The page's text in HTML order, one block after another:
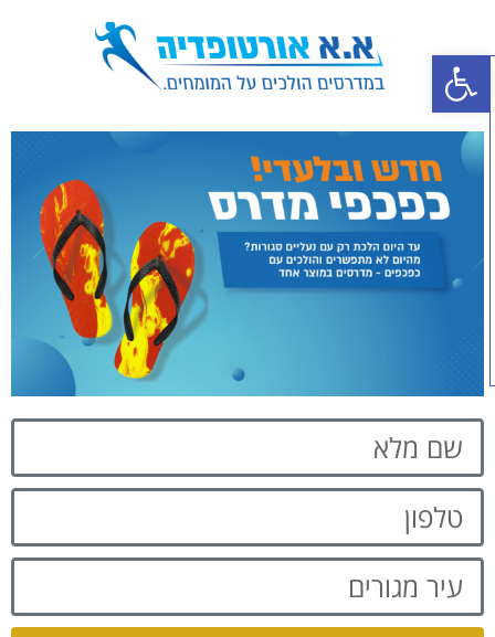
פתח סרגל נגישות